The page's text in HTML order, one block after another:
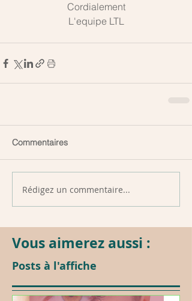
Cordialement
L'equipe LTL
Commentaires
Rédigez un commentaire...
Vous aimerez aussi :
Posts à l'affiche